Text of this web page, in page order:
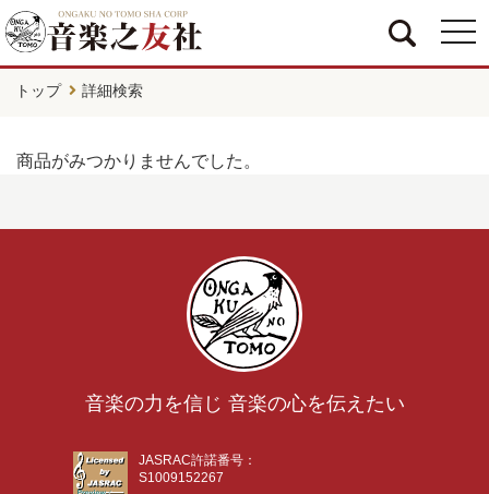
トップ 詳細検索
商品がみつかりませんでした。
音楽の力を信じ 音楽の心を伝えたい
JASRAC許諾番号：
S1009152267